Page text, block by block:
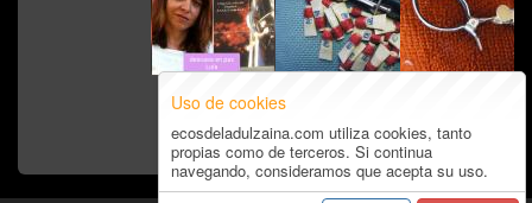
Varios
Uso de cookies
ecosdeladulzaina.com utiliza cookies, tanto
propias como de terceros. Si continua
navegando, consideramos que acepta su uso.